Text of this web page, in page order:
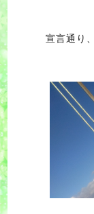
宣言通り